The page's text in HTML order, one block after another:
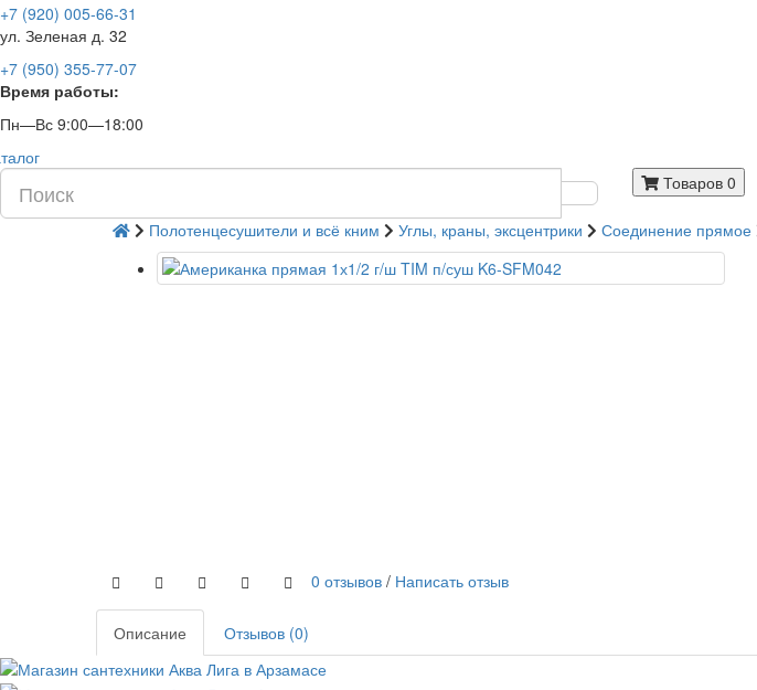
+7 (920) 005-66-31
ул. Зеленая д. 32
+7 (950) 355-77-07
Время работы:
Пн—Вс 9:00—18:00
Товаров 0
Полотенцесушители и всё кним Углы, краны, эксцентрики Соединение прямое
0 отзывов / Написать отзыв
Описание Отзывов (0)